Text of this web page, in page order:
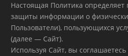
Настоящая Политика определяет
защиты информации о
Пользователи), пользующихся
(далее — Сайт).
Используя Сайт, вы